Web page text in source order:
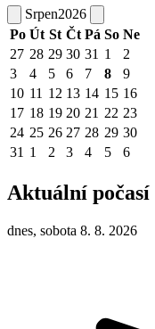
Srpen2026
Po Út St Čt Pá So Ne
27 28 29 30 31 1
2
3
4 5 6 7 8
9
10 11 12 13 14 15 16
17 18 19 20 21 22 23
24 25 26 27 28 29 30
31 1 2 3 4 5 6
Aktuální počasí
dnes, sobota 8. 8. 2026